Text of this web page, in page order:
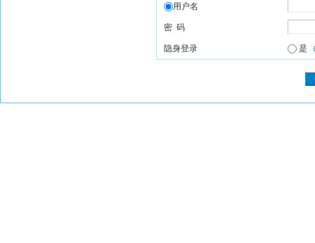
用户名
密 码
隐身登录 是